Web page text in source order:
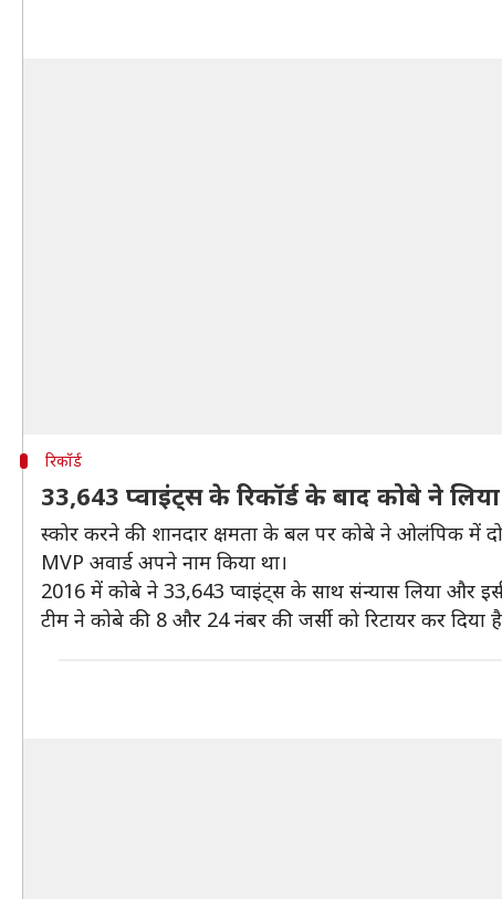
रिकॉर्ड
33,643 प्वाइंट्स के रिकॉर्ड के बाद कोबे ने
स्कोर करने की शानदार क्षमता के बल पर कोबे ने ओलंपिक में
MVP अवार्ड अपने नाम किया था।
2016 में कोबे ने 33,643 प्वाइंट्स के साथ संन्यास लिया और
टीम ने कोबे की 8 और 24 नंबर की जर्सी को रिटायर कर दिया